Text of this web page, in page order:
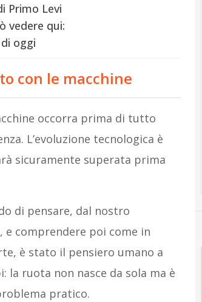
Primo Levi
vedere qui:
oggi
con le macchine
occorra prima di tutto
L’evoluzione tecnologica è
sicuramente superata prima
di pensare, dal nostro
comprendere poi come in
è stato il pensiero umano a
la ruota non nasce da sola ma è
pratico.